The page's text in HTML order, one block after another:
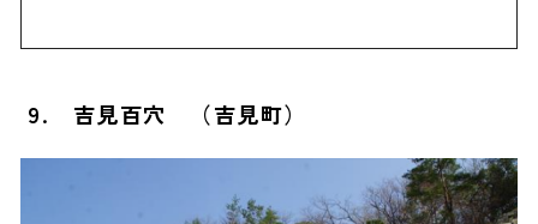
9. 吉見百穴 （吉見町）